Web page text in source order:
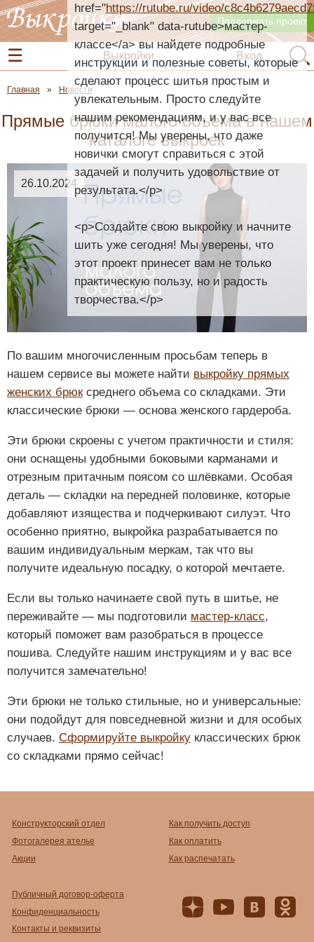
Поддержать проект
Вход
Выкройки
Главная Новости
Прямые брюки малого объема в нашем
каталоге выкроек
26.10.2024
href="https://rutube.ru/video/
target="_blank" data-rutube>мастер-
классе</a> вы найдете подробные
инструкции и полезные советы, которые
сделают процесс шитья простым и
увлекательным. Просто следуйте
нашим рекомендациям, и у вас все
получится! Мы уверены, что даже
новички смогут справиться с этой
задачей и получить удовольствие от
результата.</p>
<p>Создайте свою выкройку и начните
шить уже сегодня! Мы уверены, что
этот проект принесет вам не только
практическую пользу, но и радость
творчества.</p>
По вашим многочисленным просьбам теперь в
нашем сервисе вы можете найти выкройку прямых
женских брюксреднего объема со складками. Эти
классические брюки — основа женского гардероба.
Эти брюки скроены с учетом практичности и стиля:
они оснащены удобными боковыми карманами и
отрезным притачным поясом со шлёвками. Особая
деталь — складки на передней половинке, которые
добавляют изящества и подчеркивают силуэт. Что
особенно приятно, выкройка разрабатывается по
вашим индивидуальным меркам, так что вы
получите идеальную посадку, о которой мечтаете.
Если вы только начинаете свой путь в шитье, не
переживайте — мы подготовили мастер-класс,
который поможет вам разобраться в процессе
пошива. Следуйте нашим инструкциям и у вас все
получится замечательно!
Эти брюки не только стильные, но и универсальные:
они подойдут для повседневной жизни и для особых
случаев. Сформируйте выкройку классических брюк
со складками прямо сейчас!
Конструкторский отдел
Фотогалерея ателье
Акции
Как получить доступ
Как оплатить
Как распечатать
Публичный договор-оферта
Конфиденциальность
Контакты и реквизиты